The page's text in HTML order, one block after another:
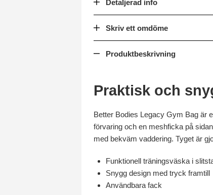
Detaljerad info
Skriv ett omdöme
Produktbeskrivning
Praktisk och
Better Bodies Legacy Gym Bag är
förvaring och en meshficka på
med bekväm vaddering. Tyget är
Funktionell träningsväska i
Snygg design med tryck framtill
Användbara fack